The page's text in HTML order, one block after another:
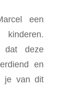
een
dat deze
en
je van dit